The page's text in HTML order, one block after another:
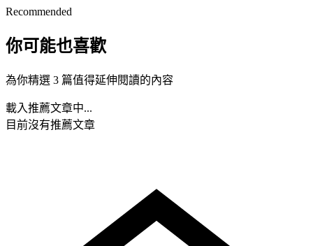
Recommended
你可能也喜歡
為你精選 3 篇值得延伸閱讀的內容
載入推薦文章中...
目前沒有推薦文章